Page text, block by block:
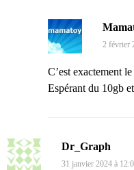
2 février
C’est exactement
Espérant du 10gb
Dr_Graph
31 janvier 2024 à